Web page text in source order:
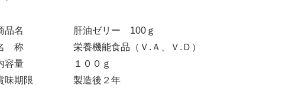
品名 肝油ゼリー 100ｇ
称 栄養機能食品（Ｖ.Ａ、Ｖ.Ｄ）
容量 １００ｇ
味期限 製造後２年